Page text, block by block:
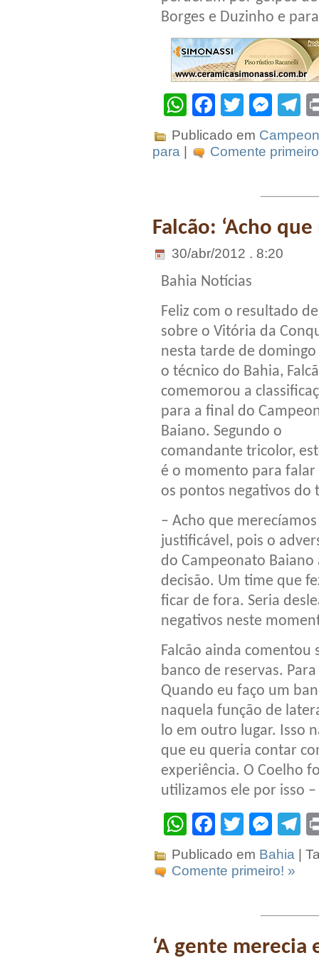
Borges e Duzinho e
WhatsApp
Facebook
Twitter
Publicado em
para
Comente
Falcão: ‘Acho
30/abr/2012 . 8:20
Bahia Notícias
Feliz com o resultado
sobre o Vitória da
nesta tarde de domingo
o técnico do Bahia,
comemorou a
para a final do
Baiano. Segundo o
comandante tricolor,
é o momento para falar
os pontos negativos do
– Acho que
justificável, pois o
do Campeonato
decisão. Um time que
ficar de fora. Seria
negativos neste
Falcão ainda comentou
banco de reservas.
Quando eu faço um
naquela função de
lo em outro lugar. Isso
que eu queria contar
experiência. O Coelho
utilizamos ele por isso
WhatsApp
Facebook
Twitter
Publicado em Bahia |
Comente primeiro! »
‘A gente merecia